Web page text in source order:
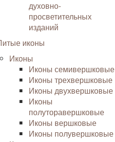
духовно-
просветительных
изданий
иконы
Иконы
Иконы семивершковые
Иконы трехвершковые
Иконы двухвершковые
Иконы
полуторавершковые
Иконы вершковые
Иконы полувершковые